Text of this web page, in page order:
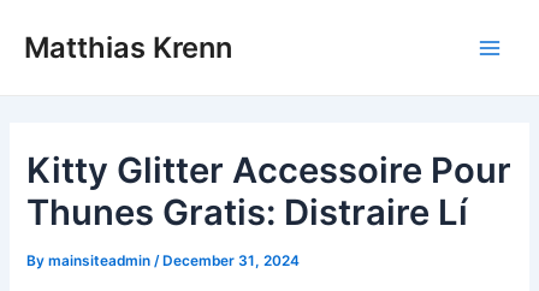
Matthias Krenn
Kitty Glitter Accessoire Pour
Thunes Gratis: Distraire Lí
Bymainsiteadmin /December 31, 2024
navigation